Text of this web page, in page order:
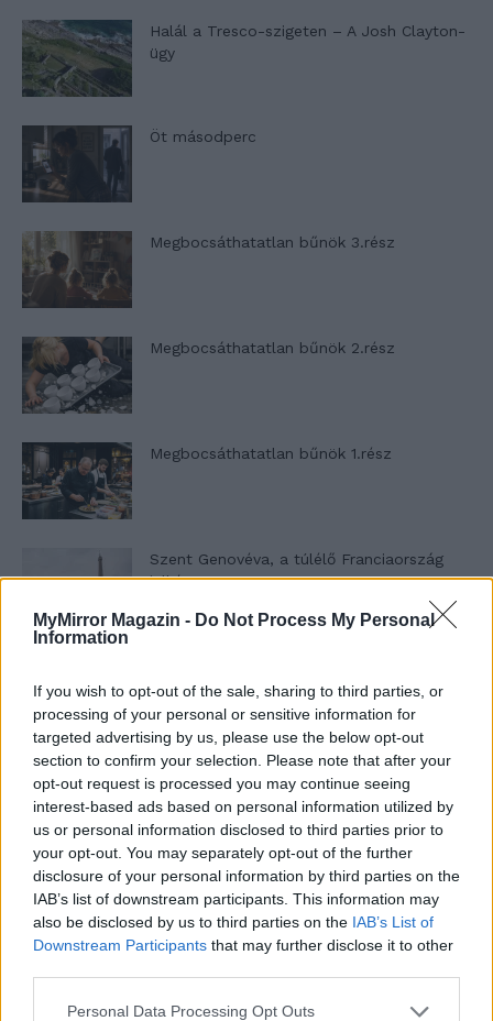
MyMirror Magazin - Do Not Process My Personal
Information
If you wish to opt-out of the sale, sharing to third parties, or
processing of your personal or sensitive information for
targeted advertising by us, please use the below opt-out
section to confirm your selection. Please note that after your
opt-out request is processed you may continue seeing
interest-based ads based on personal information utilized by
us or personal information disclosed to third parties prior to
your opt-out. You may separately opt-out of the further
disclosure of your personal information by third parties on the
IAB’s list of downstream participants. This information may
also be disclosed by us to third parties on the IAB’s List of
Downstream Participants that may further disclose it to other
Personal Data Processing Opt Outs
Halál a Tresco-szigeten – A Josh Clayton-
ügy
Öt másodperc
Megbocsáthatatlan bűnök 3.rész
Megbocsáthatatlan bűnök 2.rész
Megbocsáthatatlan bűnök 1.rész
Szent Genovéva, a túlélő Franciaország
jelképe
Minka 11. rész
T. szereti a fiatal lányokat 14. rész
Pedig szóltam… – Miért nem hiszünk a
nőknek, amikor segítséget kérnek?